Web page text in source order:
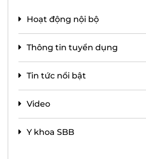
Hoạt động nội bộ
Thông tin tuyển dụng
Tin tức nổi bật
Video
Y khoa SBB